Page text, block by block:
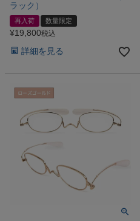
ラック）
再入荷 数量限定
¥19,800税込
詳細を見る